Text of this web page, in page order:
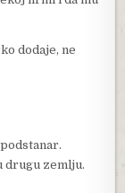
dodaje, ne
drugu zemlju.